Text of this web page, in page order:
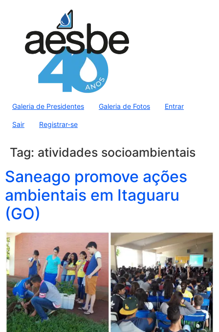
Galeria de Presidentes Galeria de Fotos Entrar
Sair Registrar-se
Tag: atividades socioambientais
Saneago promove ações
ambientais em Itaguaru
(GO)